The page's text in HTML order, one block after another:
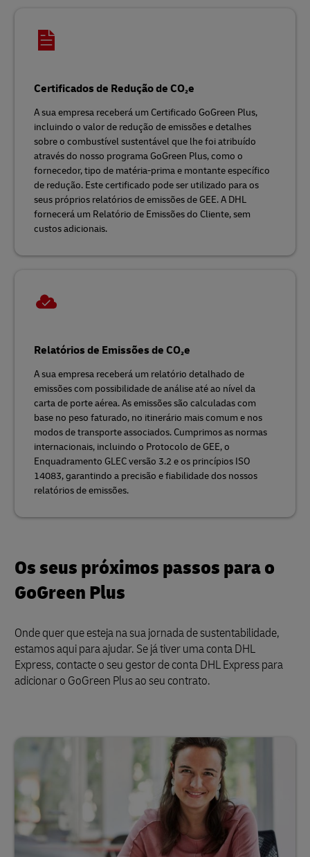
Certificados de Redução de CO₂e
A sua empresa receberá um Certificado GoGreen Plus,
incluindo o valor de redução de emissões e detalhes
sobre o combustível sustentável que lhe foi atribuído
através do nosso programa GoGreen Plus, como o
fornecedor, tipo de matéria-prima e montante específico
de redução. Este certificado pode ser utilizado para os
seus próprios relatórios de emissões de GEE. A DHL
fornecerá um Relatório de Emissões do Cliente, sem
custos adicionais.
Relatórios de Emissões de CO₂e
A sua empresa receberá um relatório detalhado de
emissões com possibilidade de análise até ao nível da
carta de porte aérea. As emissões são calculadas com
base no peso faturado, no itinerário mais comum e nos
modos de transporte associados. Cumprimos as normas
internacionais, incluindo o Protocolo de GEE, o
Enquadramento GLEC versão 3.2 e os princípios ISO
14083, garantindo a precisão e fiabilidade dos nossos
relatórios de emissões.
Os seus próximos passos para o
GoGreen Plus
Onde quer que esteja na sua jornada de sustentabilidade,
estamos aqui para ajudar. Se já tiver uma conta DHL
Express, contacte o seu gestor de conta DHL Express para
adicionar o GoGreen Plus ao seu contrato.